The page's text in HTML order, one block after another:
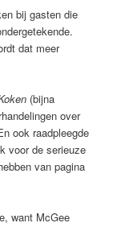
bij gasten die
dat meer
(bijna
over
ook raadpleegde
voor de serieuze
van pagina
want McGee